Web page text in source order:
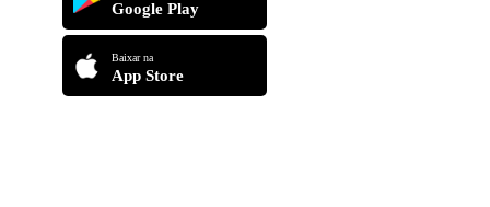
Google Play
Baixar na
App Store